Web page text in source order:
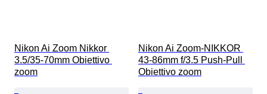
Nikon Ai Zoom Nikkor
3.5/35-70mm Obiettivo
zoom
Nikon Ai Zoom-NIKKOR
43-86mm f/3.5 Push-Pull
Obiettivo zoom